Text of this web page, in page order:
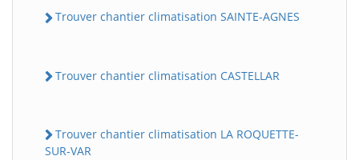
Trouver chantier climatisation SAINTE-AGNES
Trouver chantier climatisation CASTELLAR
Trouver chantier climatisation LA ROQUETTE-
SUR-VAR